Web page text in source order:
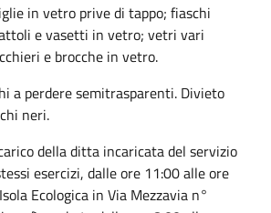
in vetro prive di tappo; fiaschi
e vasetti in vetro; vetri vari
e brocche in vetro.
a perdere semitrasparenti. Divieto
neri.
della ditta incaricata del servizio
esercizi, dalle ore 11:00 alle ore
Ecologica in Via Mezzavia n°